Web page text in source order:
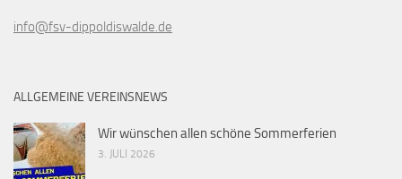
info@fsv-dippoldiswalde.de
ALLGEMEINE VEREINSNEWS
Wir wünschen allen schöne Sommerferien
3. JULI 2026